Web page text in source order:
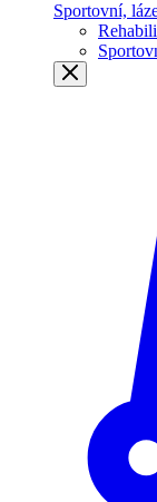
Sportovní,